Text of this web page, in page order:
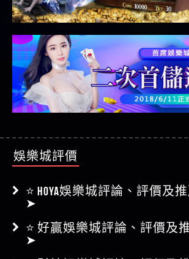
⭐ HOYA娛樂城評論、評價及
⭐ 好贏娛樂城評論、評價及
➤
⭐ 財神娛樂城評論、評價及
➤